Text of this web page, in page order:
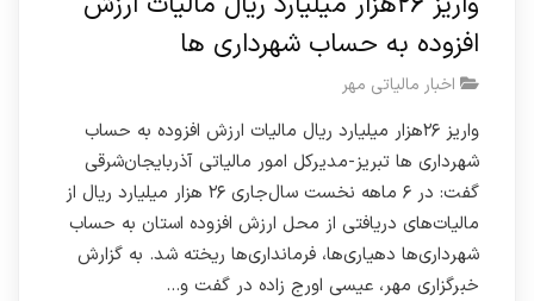
افزوده به حساب شهرداری ها
اخبار مالیاتی مهر
واریز ۲۶هزار میلیارد ریال مالیات ارزش افزوده به حساب
شهرداری ها تبریز-مدیرکل امور مالیاتی آذربایجان‌شرقی
گفت: در ۶ ماهه نخست سال‌جاری ۲۶ هزار میلیارد ریال از
مالیات‌های دریافتی از محل ارزش افزوده استان به حساب
شهرداری‌ها دهیاری‌ها، فرمانداری‌ها ریخته شد. به گزارش
خبرگزاری مهر، عیسی اورج زاده در گفت و…